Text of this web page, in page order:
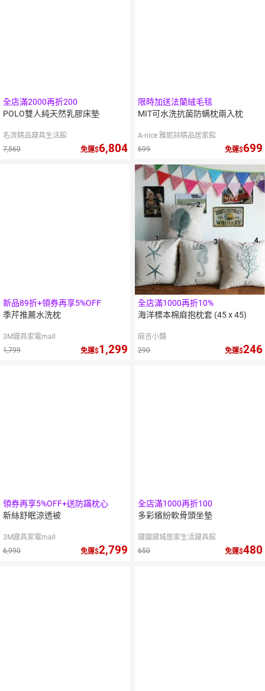
全店滿2000再折200
POLO雙人純天然乳膠床墊
名流精品寢具生活館
7,560
免運 6,804
限時加送法蘭絨毛毯
MIT可水洗抗菌防螨枕兩入枕
A-nice 雅妮詩精品居家館
699
免運 699
新品89折+領券再享5%OFF
季芹推薦水洗枕
3M寢具家電mall
1,799
免運 1,299
全店滿1000再折10%
海洋標本棉麻抱枕套 (45 x 45)
麻吉小舖
290
免運 246
領券再享5%OFF+送防蹣枕心
新絲舒眠涼透被
3M寢具家電mall
6,990
免運 2,799
全店滿1000再折100
多彩繽紛軟骨頭坐墊
寢國寢城居家生活寢具館
650
免運 480